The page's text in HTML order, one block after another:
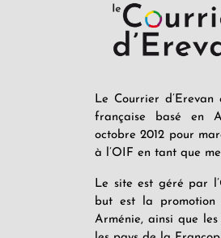
Le Courrier
française basé en
octobre 2012 pour
à l’OIF en tant que
Le site est géré par
but est la
Arménie, ainsi que